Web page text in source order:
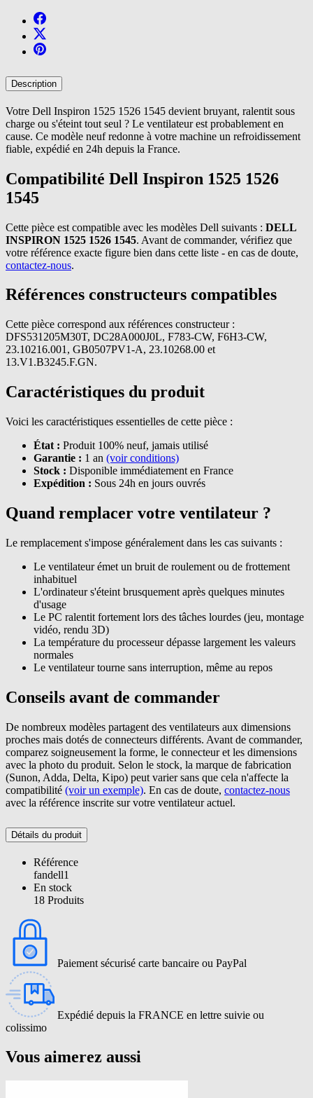
Description
Votre Dell Inspiron 1525 1526 1545 devient bruyant, ralentit sous
charge ou s'éteint tout seul ? Le ventilateur est probablement en
cause. Ce modèle neuf redonne à votre machine un refroidissement
fiable, expédié en 24h depuis la France.
Compatibilité Dell Inspiron 1525 1526
1545
Cette pièce est compatible avec les modèles Dell suivants : DELL
INSPIRON 1525 1526 1545. Avant de commander, vérifiez que
votre référence exacte figure bien dans cette liste - en cas de doute,
contactez-nous.
Références constructeurs compatibles
Cette pièce correspond aux références constructeur :
DFS531205M30T, DC28A000J0L, F783-CW, F6H3-CW,
23.10216.001, GB0507PV1-A, 23.10268.00 et
13.V1.B3245.F.GN.
Caractéristiques du produit
Voici les caractéristiques essentielles de cette pièce :
État : Produit 100% neuf, jamais utilisé
Garantie : 1 an (voir conditions)
Stock : Disponible immédiatement en France
Expédition : Sous 24h en jours ouvrés
Quand remplacer votre ventilateur ?
Le remplacement s'impose généralement dans les cas suivants :
Le ventilateur émet un bruit de roulement ou de frottement
inhabituel
L'ordinateur s'éteint brusquement après quelques minutes
d'usage
Le PC ralentit fortement lors des tâches lourdes (jeu, montage
vidéo, rendu 3D)
La température du processeur dépasse largement les valeurs
normales
Le ventilateur tourne sans interruption, même au repos
Conseils avant de commander
De nombreux modèles partagent des ventilateurs aux dimensions
proches mais dotés de connecteurs différents. Avant de commander,
comparez soigneusement la forme, le connecteur et les dimensions
avec la photo du produit. Selon le stock, la marque de fabrication
(Sunon, Adda, Delta, Kipo) peut varier sans que cela n'affecte la
compatibilité (voir un exemple). En cas de doute, contactez-nous
avec la référence inscrite sur votre ventilateur actuel.
Détails du produit
Référence
fandell1
En stock
18 Produits
Paiement sécurisé carte bancaire ou PayPal
Expédié depuis la FRANCE en lettre suivie ou
colissimo
Vous aimerez aussi